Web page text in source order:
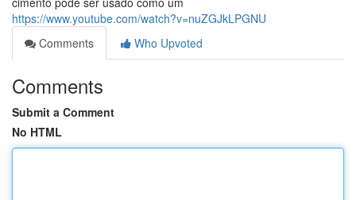
https://www.youtube.com/watch?v=nuZGJkLPGNU
Comments
Who Upvoted
Comments
Submit a Comment
No HTML